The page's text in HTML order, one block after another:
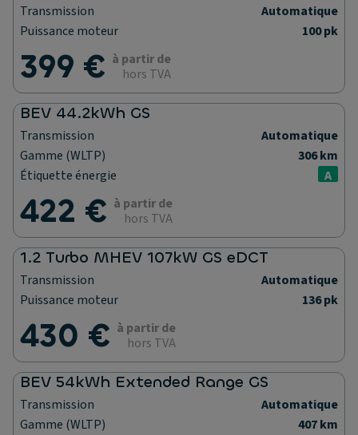
Transmission
Automatique
Puissance moteur
100 pk
399 € à partir de
hors TVA
BEV 44.2kWh GS
Transmission
Automatique
Gamme (WLTP)
306 km
Étiquette énergie
A
422 € à partir de
hors TVA
1.2 Turbo MHEV 107kW GS eDCT
Transmission
Automatique
Puissance moteur
136 pk
430 € à partir de
hors TVA
BEV 54kWh Extended Range GS
Transmission
Automatique
Gamme (WLTP)
407 km